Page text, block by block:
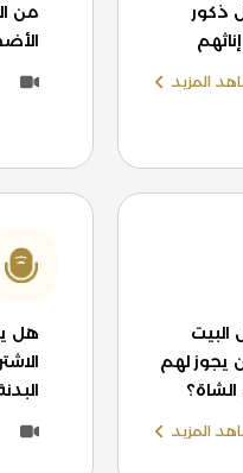
ذكور
المزيد
من
يجوز لهم
الشاة؟
المزيد
هل